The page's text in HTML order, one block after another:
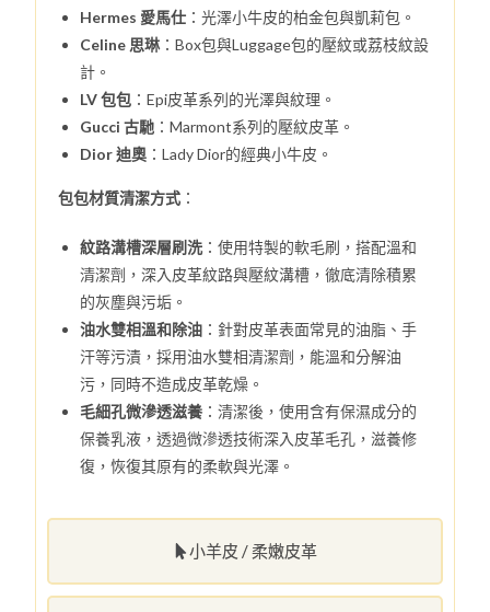
小羊皮 / 柔嫩皮革
Hermes 愛馬仕 ：光澤小牛皮的柏金包與凱莉包。
Celine 思琳：Box包與Luggage包的壓紋或荔枝紋設
計。
LV 包包 ：Epi皮革系列的光澤與紋理。
Gucci 古馳 ：Marmont系列的壓紋皮革。
Dior 迪奧 ：Lady Dior的經典小牛皮。
包包材質清潔方式 ：
紋路溝槽深層刷洗 ：使用特製的軟毛刷，搭配溫和
清潔劑，深入皮革紋路與壓紋溝槽，徹底清除積累
的灰塵與污垢。
油水雙相溫和除油 ：針對皮革表面常見的油脂、手
汗等污漬，採用油水雙相清潔劑，能溫和分解油
污，同時不造成皮革乾燥。
毛細孔微滲透滋養 ：清潔後，使用含有保濕成分的
保養乳液，透過微滲透技術深入皮革毛孔，滋養修
復，恢復其原有的柔軟與光澤。